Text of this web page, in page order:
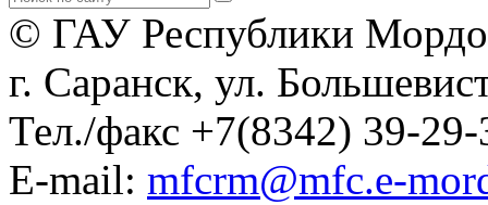
© ГАУ Республики
г. Саранск, ул.
Тел./факс +7(8342) 39-29-
E-mail: mfcrm@mfc.e-